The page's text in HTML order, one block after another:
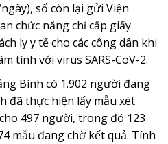
số còn lại gửi Viện
chức năng chỉ cấp giấy
ly y tế cho các công dân khi
tính với virus SARS-CoV-2.
Bình có 1.902 người đang
đã thực hiện lấy mẫu xét
497 người, trong đó 123
mẫu đang chờ kết quả. Tính